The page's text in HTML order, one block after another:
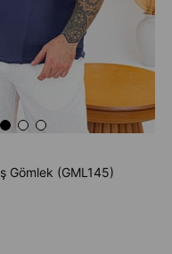
Gömlek (GML145)